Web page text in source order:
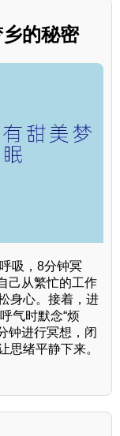
的秘密
吸，8分钟冥
己从繁忙的工作
身心。接着，进
气时默念“烦
钟进行冥想，闭
思绪平静下来。